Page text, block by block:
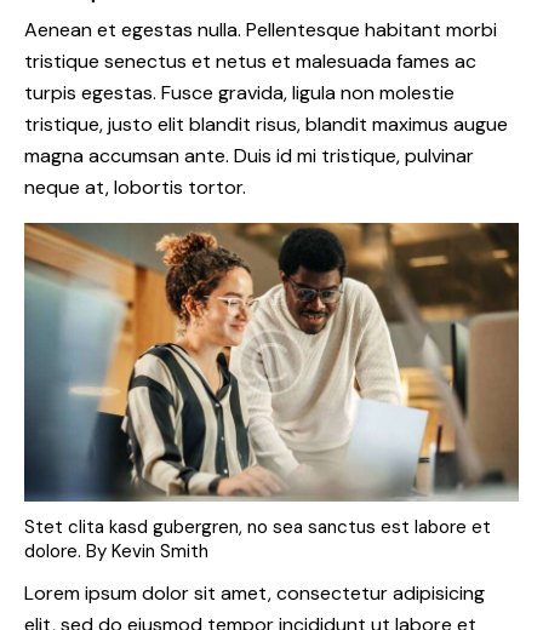
Aenean et egestas nulla. Pellentesque habitant morbi
tristique senectus et netus et malesuada fames ac
turpis egestas. Fusce gravida, ligula non molestie
tristique, justo elit blandit risus, blandit maximus augue
magna accumsan ante. Duis id mi tristique, pulvinar
neque at, lobortis tortor.
Stet clita kasd gubergren, no sea sanctus est labore et
dolore. By Kevin Smith
Lorem ipsum dolor sit amet, consectetur adipisicing
elit, sed do eiusmod tempor incididunt ut labore et